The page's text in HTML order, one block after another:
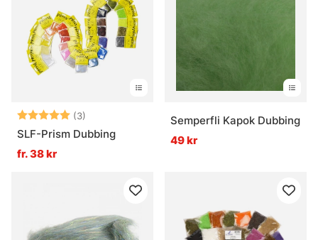
Betyg: (3)
5.0 utav 5 stjärnor
SLF-Prism Dubbing
fr. 38 kr
Semperfli Kapok Dubbing
49 kr